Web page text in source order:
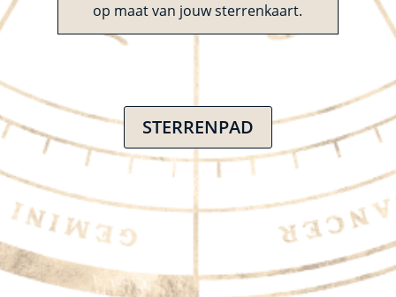
op maat van jouw sterrenkaart.
STERRENPAD